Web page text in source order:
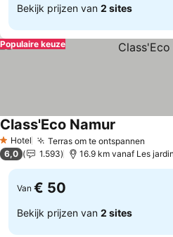
Bekijk prijzen van 2 sites
Populaire keuze
1 Sterren
Hotel Terras om te ontspannen
Class'Eco Namur
6,0 1.593 16.9 km vanaf Les
Van € 50
Bekijk prijzen van 2 sites